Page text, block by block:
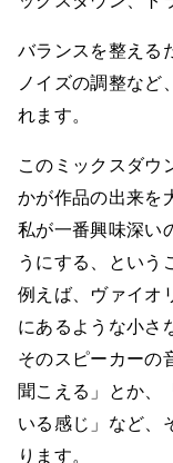
バランスを整える
ノイズの調整など
れます。
このミックスダウ
かが作品の出来を
私が一番興味深い
うにする、という
例えば、ヴァイオ
にあるような小さ
そのスピーカーの
聞こえる」とか、
いる感じ」など、
ります。